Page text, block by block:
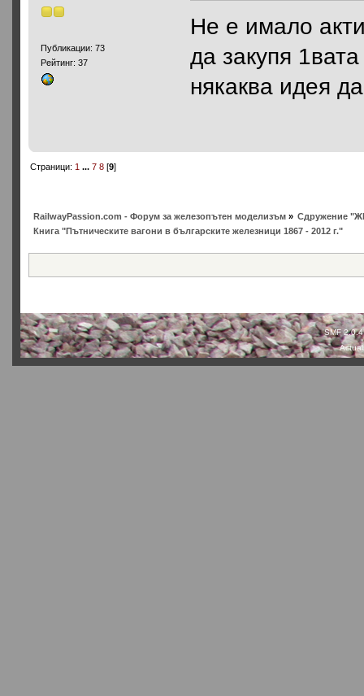
Публикации: 73
Рейтинг: 37
Не е имало
да закупя
някаква идея
Страници: 1 ... 7 8[9]
RailwayPassion.com - Форум за железопътен моделизъм» Сдружение
Книга "Пътническите вагони в българските железници 1867 - 2012 г."
SMF 2.0.4